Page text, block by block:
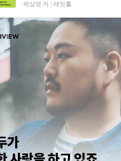
박상영 저 래빗홀